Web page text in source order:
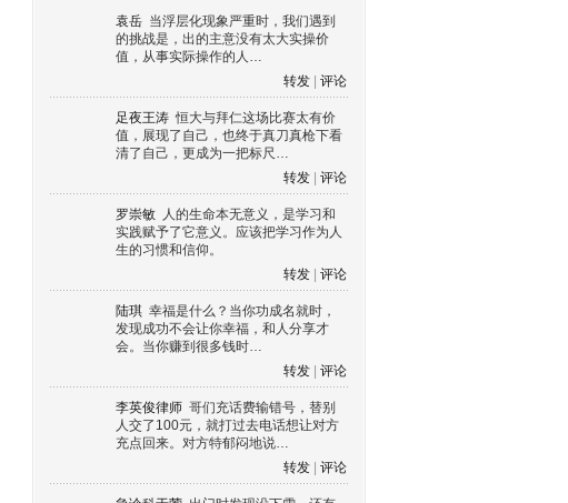
袁岳 当浮层化现象严重时，我们遇到
的挑战是，出的主意没有太大实操价
值，从事实际操作的人…
转发
评论
足夜王涛 恒大与拜仁这场比赛太有价
值，展现了自己，也终于真刀真枪下看
清了自己，更成为一把标尺…
转发
评论
罗崇敏 人的生命本无意义，是学习和
实践赋予了它意义。应该把学习作为人
生的习惯和信仰。
转发
评论
陆琪 幸福是什么？当你功成名就时，
发现成功不会让你幸福，和人分享才
会。当你赚到很多钱时…
转发
评论
李英俊律师 哥们充话费输错号，替别
人交了100元，就打过去电话想让对方
充点回来。对方特郁闷地说…
转发
评论